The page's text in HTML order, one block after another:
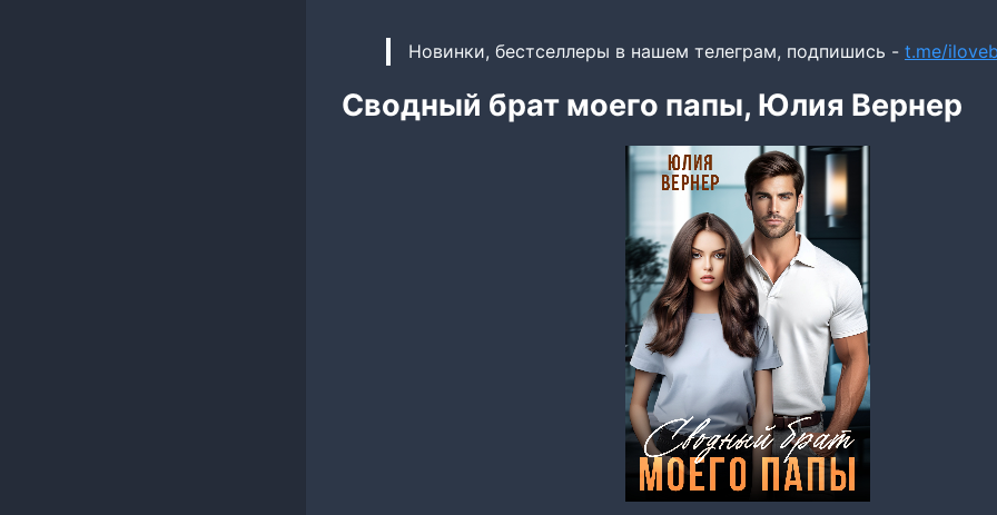
Новинки, бестселлеры в нашем телеграм, подпишись - t.me/
Сводный брат моего папы, Юлия Вернер